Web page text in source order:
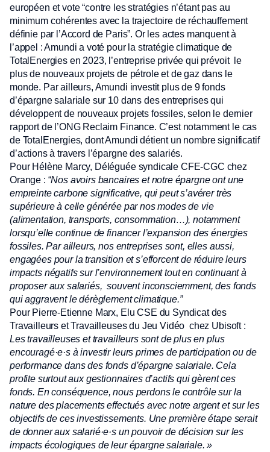
européen et vote “contre les stratégies n’étant pas au
minimum cohérentes avec la trajectoire de réchauffement
définie par l’Accord de Paris”. Or les actes manquent à
l’appel : Amundi a voté pour la stratégie climatique de
TotalEnergies en 2023, l’entreprise privée qui prévoit le
plus de nouveaux projets de pétrole et de gaz dans le
monde. Par ailleurs, Amundi investit plus de 9 fonds
d’épargne salariale sur 10 dans des entreprises qui
développent de nouveaux projets fossiles, selon le dernier
rapport de l’ONG Reclaim Finance. C’est notamment le cas
de TotalEnergies, dont Amundi détient un nombre significatif
d’actions à travers l’épargne des salariés.
Pour Hélène Marcy, Déléguée syndicale CFE-CGC chez
Orange : “Nos avoirs bancaires et notre épargne ont une
empreinte carbone significative, qui peut s’avérer très
supérieure à celle générée par nos modes de vie
(alimentation, transports, consommation…), notamment
lorsqu’elle continue de financer l’expansion des énergies
fossiles. Par ailleurs, nos entreprises sont, elles aussi,
engagées pour la transition et s’efforcent de réduire leurs
impacts négatifs sur l’environnement tout en continuant à
proposer aux salariés, souvent inconsciemment, des fonds
qui aggravent le dérèglement climatique.”
Pour Pierre-Etienne Marx, Elu CSE du Syndicat des
Travailleurs et Travailleuses du Jeu Vidéo chez Ubisoft :
Les travailleuses et travailleurs sont de plus en plus
encouragé·e·s à investir leurs primes de participation ou de
performance dans des fonds d’épargne salariale. Cela
profite surtout aux gestionnaires d’actifs qui gèrent ces
fonds. En conséquence, nous perdons le contrôle sur la
nature des placements effectués avec notre argent et sur les
objectifs de ces investissements. Une première étape serait
de donner aux salarié·e·s un pouvoir de décision sur les
impacts écologiques de leur épargne salariale. »